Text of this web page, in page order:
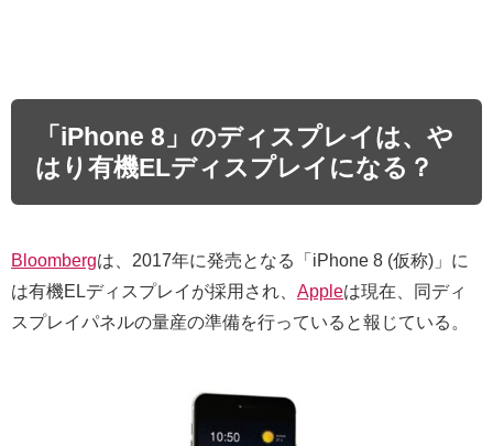
「iPhone 8」のディスプレイは、や
はり有機ELディスプレイになる？
Bloombergは、2017年に発売となる「iPhone 8 (仮称)」に
は有機ELディスプレイが採用され、 Appleは現在、同ディ
スプレイパネルの量産の準備を行っていると報じている。